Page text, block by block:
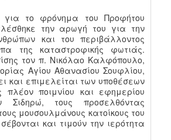
το φρόνημα του Προφήτου
την αρωγή του για την
και του περιβάλλοντος
της καταστροφικής φωτιάς.
τον π. Νικόλαο Καλφόπουλο,
Αγίου Αθανασίου Σουφλίου,
και επιμελείται των υποθέσεων
πλέον ποιμνίου και εφημερίου
Σιδηρώ, τους προσελθόντας
μουσουλμάνους κατοίκους του
και τιμούν την ιερότητα